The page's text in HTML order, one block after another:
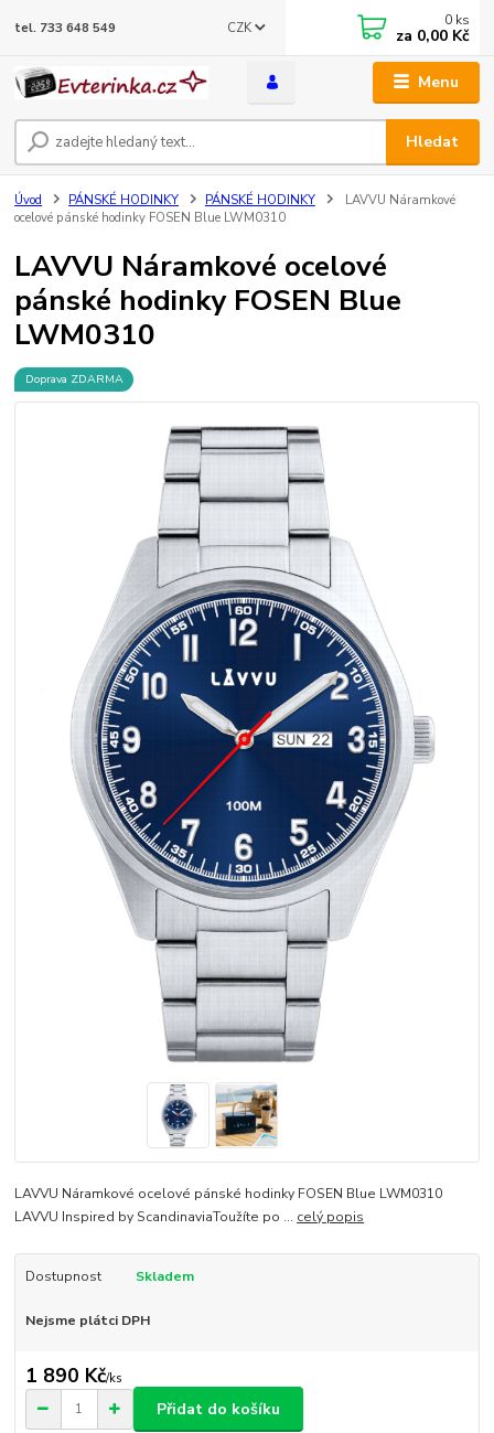
Menu
CZK
Hledat
tel. 733 648 549 0 ks
za 0,00 Kč
Úvod PÁNSKÉ HODINKY PÁNSKÉ HODINKY
LAVVU Náramkové
ocelové pánské hodinky FOSEN Blue LWM0310
LAVVU Náramkové ocelové
pánské hodinky FOSEN Blue
LWM0310
Doprava ZDARMA
LAVVU Náramkové ocelové pánské hodinky FOSEN Blue LWM0310
LAVVU Inspired by ScandinaviaToužíte po ... celý popis
Dostupnost Skladem
Nejsme plátci DPH
1 890 Kč/ks
Přidat do košíku